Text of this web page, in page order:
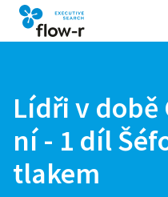
Lídři v době
ní - 1 díl
tlakem